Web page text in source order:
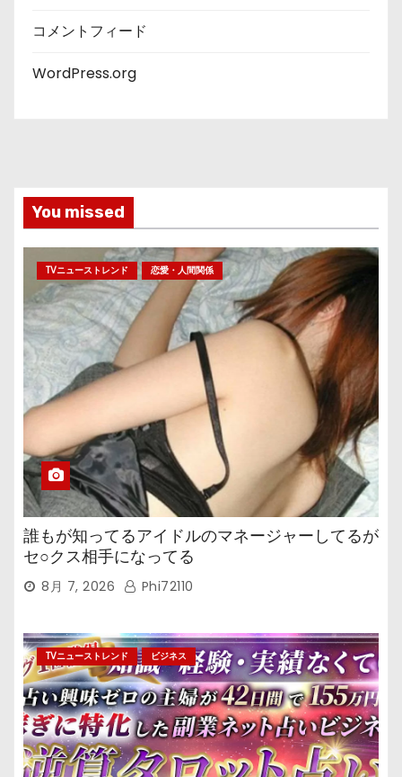
コメントフィード
WordPress.org
You missed
TVニューストレンド 恋愛・人間関係
誰もが知ってるアイドルのマネージャーしてるが
セ○クス相手になってる
8月 7, 2026 Phi72110
TVニューストレンド ビジネス